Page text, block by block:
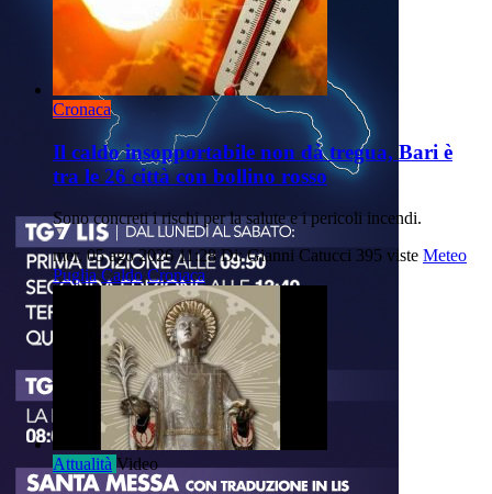
Cronaca
Il caldo insopportabile non dà tregua, Bari è
tra le 26 città con bollino rosso
Sono concreti i rischi per la salute e i pericoli incendi.
mer, 05 ago 2026 11:28 Di: Gianni Catucci 395 viste Meteo
Puglia Caldo Cronaca
Attualità Video